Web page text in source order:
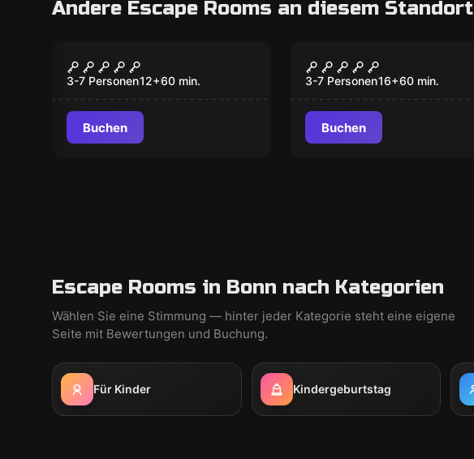
Andere Escape Rooms an diesem Standort
Das kleine Casino 21
3-7 Personen12+60 min.
Buchen
Der Stein der Macht
3-7 Personen16+60 min.
Buchen
Escape Rooms in Bonn nach Kategorien
Wählen Sie eine Stimmung — hinter jeder Kategorie steht eine eigene
Seite mit Bewertungen und Buchung.
Für Kinder Kindergeburtstag